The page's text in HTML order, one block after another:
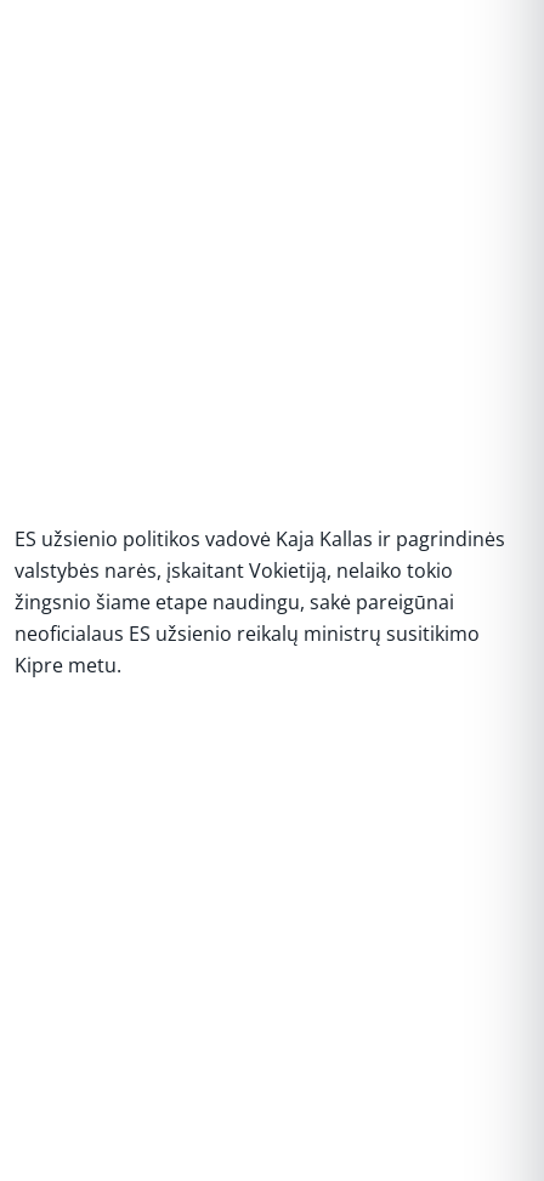
ES užsienio politikos vadovė Kaja Kallas ir pagrindinės
valstybės narės, įskaitant Vokietiją, nelaiko tokio
žingsnio šiame etape naudingu, sakė pareigūnai
neoficialaus ES užsienio reikalų ministrų susitikimo
Kipre metu.